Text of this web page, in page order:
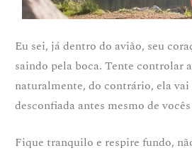
Eu sei, já dentro do avião, seu
saindo pela boca. Tente controlar
naturalmente, do contrário, ela
desconfiada antes mesmo de
Fique tranquilo e respire fundo,